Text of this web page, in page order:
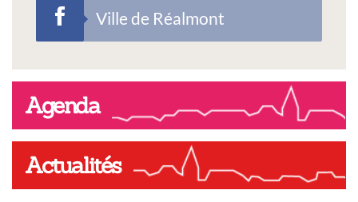
Ville de Réalmont
Agenda
Actualités